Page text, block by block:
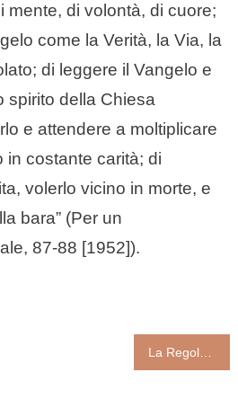
mente, di volontà, di cuore;
come la Verità, la Via, la
di leggere il Vangelo e
spirito della Chiesa
e attendere a moltiplicare
in costante carità; di
volerlo vicino in morte, e
bara” (Per un
87-88 [1952]).
La Regola pastorale, un classico per sacerdoti (san Gregorio Magno)